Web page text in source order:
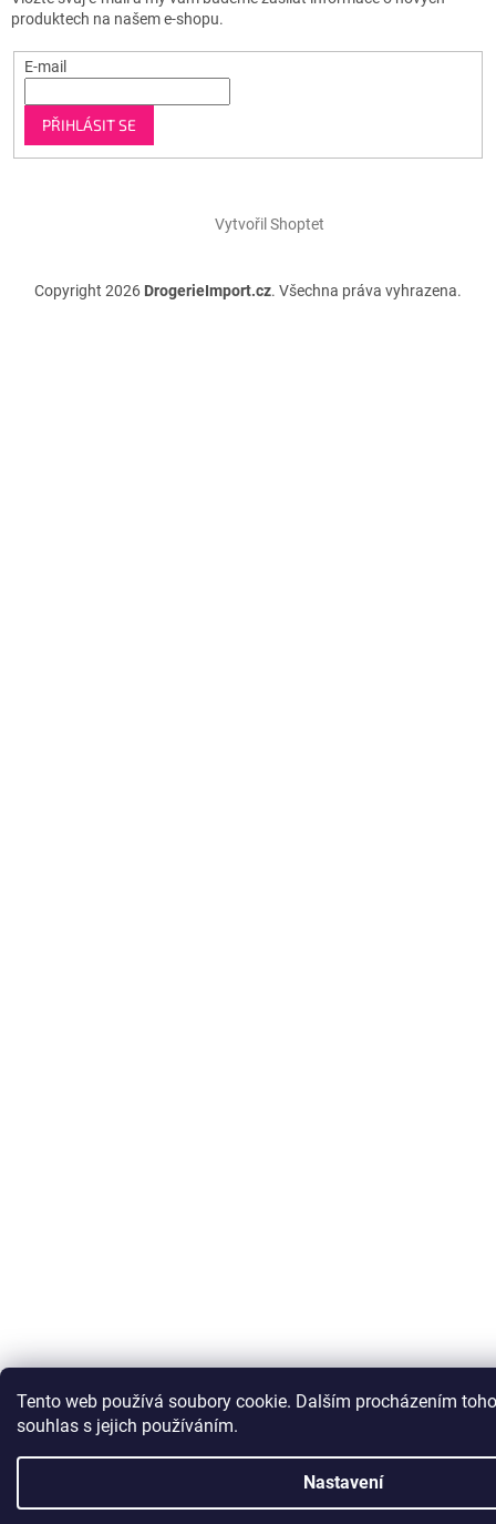
Tento web používá soubory cookie. Dalším procházením
souhlas s jejich používáním.
Nastavení
produktech na našem e-shopu.
E-mail
PŘIHLÁSIT SE
Vytvořil Shoptet
Copyright 2026 DrogerieImport.cz. Všechna práva vyhrazena.